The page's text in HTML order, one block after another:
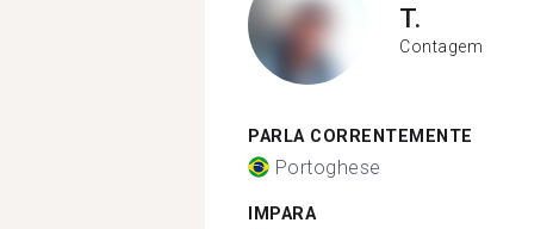
T.
Contagem
PARLA CORRENTEMENTE
Portoghese
IMPARA